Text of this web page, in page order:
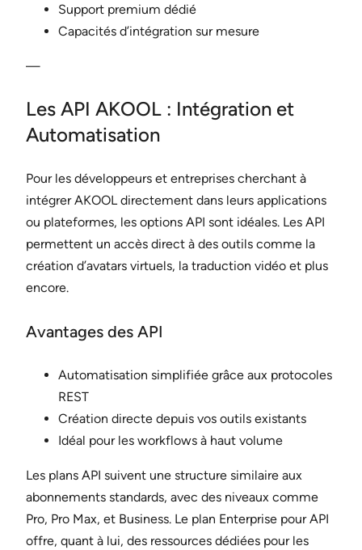
Support premium dédié
Capacités d’intégration sur mesure
—
Les API AKOOL : Intégration et
Automatisation
Pour les développeurs et entreprises cherchant à
intégrer AKOOL directement dans leurs applications
ou plateformes, les options API sont idéales. Les API
permettent un accès direct à des outils comme la
création d’avatars virtuels, la traduction vidéo et plus
encore.
Avantages des API
Automatisation simplifiée grâce aux protocoles
REST
Création directe depuis vos outils existants
Idéal pour les workflows à haut volume
Les plans API suivent une structure similaire aux
abonnements standards, avec des niveaux comme
Pro, Pro Max, et Business. Le plan Enterprise pour API
offre, quant à lui, des ressources dédiées pour les